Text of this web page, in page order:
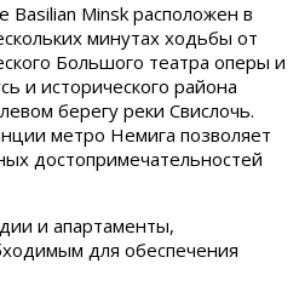
Minsk расположен в
минутах ходьбы от
Большого театра оперы и
и исторического района
берегу реки Свислочь.
метро Немига позволяет
достопримечательностей
и апартаменты,
для обеспечения